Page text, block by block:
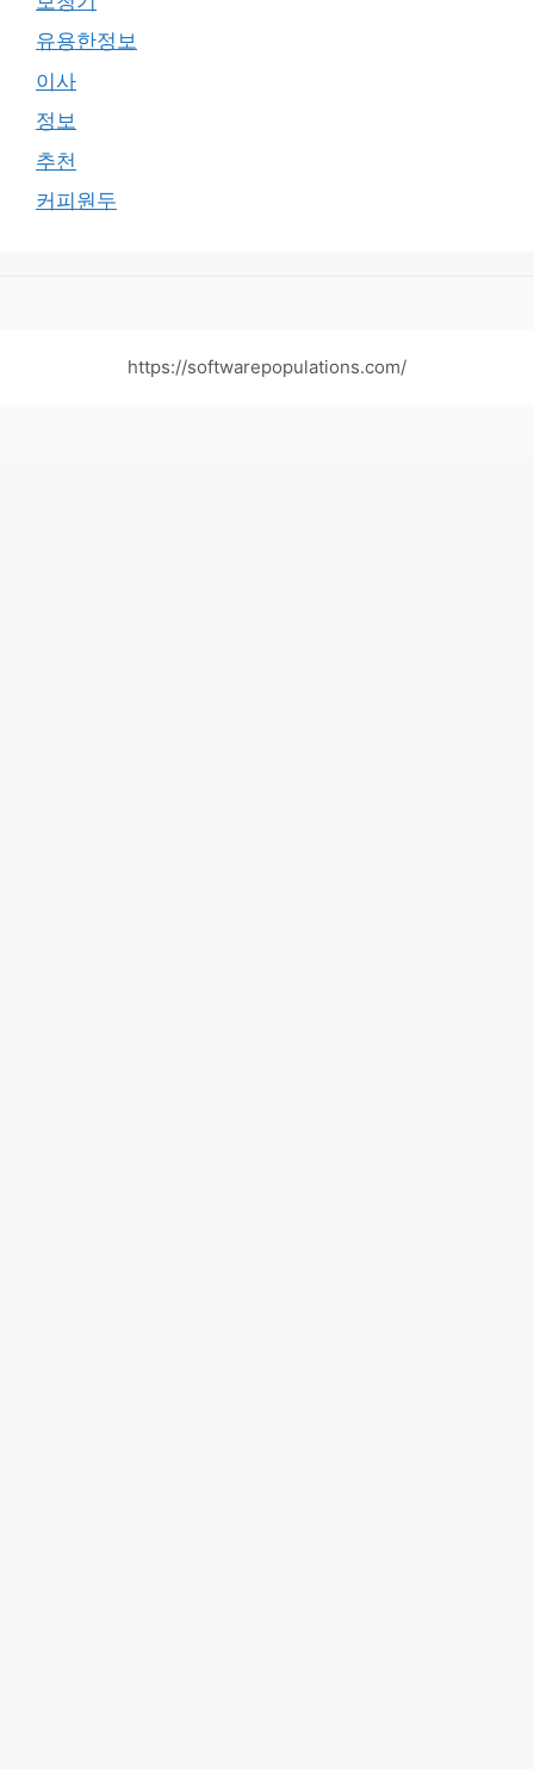
유용한정보
이사
정보
추천
커피원두
https://softwarepopulations.com/